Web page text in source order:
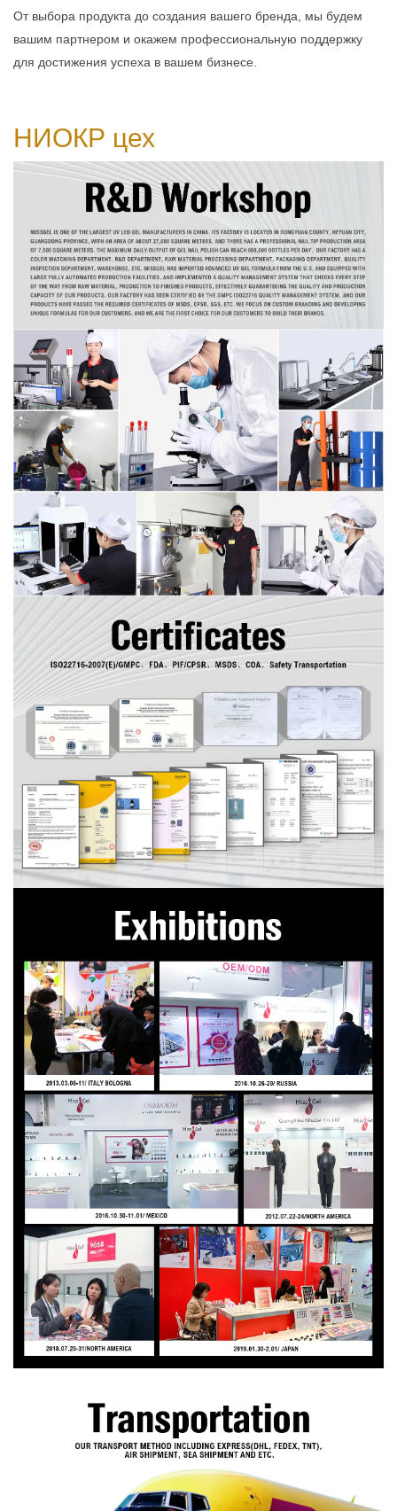
От выбора продукта до создания вашего бренда, мы будем
вашим партнером и окажем профессиональную поддержку
для достижения успеха в вашем бизнесе.
НИОКР цех